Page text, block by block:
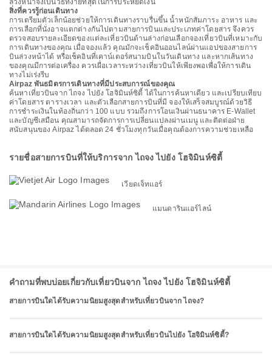
ล่วงหน้าจึงเป็นวิธีที่ง่ายที่สุดในการประหยัดเงิน
สิ่งที่ควรรู้ก่อนเดินทาง
การเตรียมตัวเล็กน้อยช่วยให้การเดินทางราบรื่นขึ้น น้ำหนักสัมภาระ อาหาร และ
การเลือกที่นั่งอาจแตกต่างกันไปตามสายการบินและประเภทค่าโดยสาร จึงควร
ตรวจสอบรายละเอียดของแต่ละเที่ยวบินด้านล่างก่อนเลือกจองเที่ยวบินที่เหมาะกับ
การเดินทางของคุณ เมื่อจองแล้ว คุณมักจะเช็คอินออนไลน์ผ่านแอปของสายการ
บินล่วงหน้าได้ หรือเช็คอินที่เคาน์เตอร์สนามบินในวันเดินทาง และหากเส้นทาง
ของคุณมีการต่อเครื่อง ควรเผื่อเวลาระหว่างเที่ยวบินให้เพียงพอเพื่อให้การเดิน
ทางไม่เร่งรีบ
Airpaz พันธมิตรการเดินทางที่มีประสบการณ์ของคุณ
ค้นหาเที่ยวบินจาก ไถจง ไปยัง โฮจิมินห์ซิตี้ ได้ในการค้นหาเดียว และเปรียบเทียบ
ค่าโดยสาร ตารางเวลา และตัวเลือกสายการบินที่มี จองให้เสร็จสมบูรณ์ด้วยวิธี
การชำระเงินในท้องถิ่นกว่า 100 แบบ รวมถึงการโอนเงินผ่านธนาคาร E-Wallet
และบัญชีเสมือน คุณสามารถจัดการการเปลี่ยนแปลงผ่านเมนู และติดต่อฝ่าย
สนับสนุนของ Airpaz ได้ตลอด 24 ชั่วโมงทุกวันเมื่อคุณต้องการความช่วยเหลือ
รายชื่อสายการบินที่ให้บริการจาก ไถจง ไปยัง โฮจิมินห์ซิตี้
เวียดเจ็ทแอร์
แมนดารินแอร์ไลน์
คำถามที่พบบ่อยเกี่ยวกับเที่ยวบินจาก ไถจง ไปยัง โฮจิมินห์ซิตี้
สายการบินใดได้รับความนิยมสูงสุดสำหรับเที่ยวบินจาก ไถจง?
สายการบินใดได้รับความนิยมสูงสุดสำหรับเที่ยวบินไปยัง โฮจิมินห์ซิตี้?